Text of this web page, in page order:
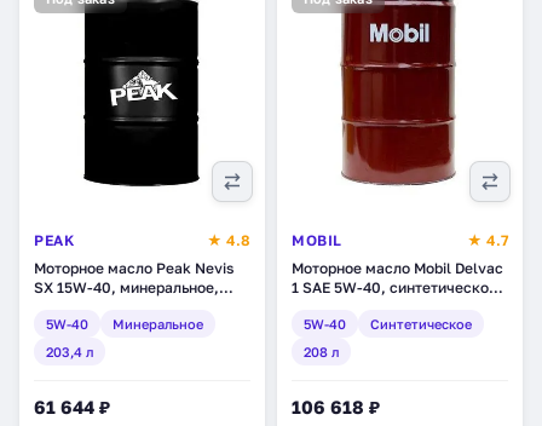
PEAK
★ 4.8
Моторное масло Peak Nevis
SX 15W-40, минеральное,
5W-40
Минеральное
203,4 л
61 644 ₽
MOBIL
★ 4.7
Моторное масло Mobil Delvac
1 SAE 5W-40, синтетическое,
5W-40
Синтетическое
208 л
106 618 ₽